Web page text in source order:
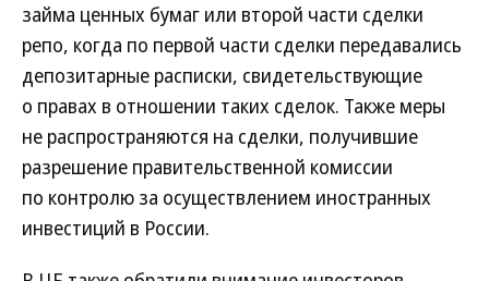
займа ценных бумаг или второй части сделки
репо, когда по первой части сделки передавались
депозитарные расписки, свидетельствующие
о правах в отношении таких сделок. Также меры
не распространяются на сделки, получившие
разрешение правительственной комиссии
по контролю за осуществлением иностранных
инвестиций в России.